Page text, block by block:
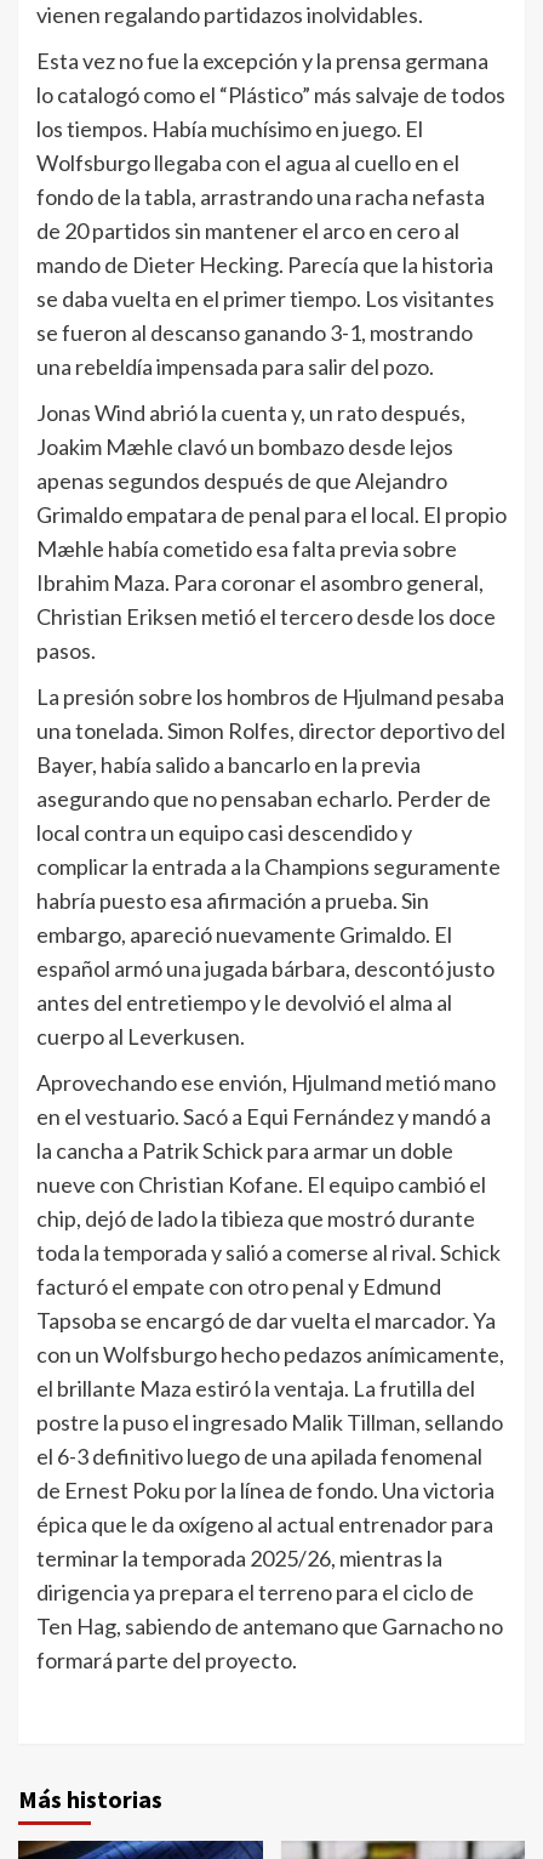
vienen regalando partidazos inolvidables.
Esta vez no fue la excepción y la prensa germana
lo catalogó como el “Plástico” más salvaje de todos
los tiempos. Había muchísimo en juego. El
Wolfsburgo llegaba con el agua al cuello en el
fondo de la tabla, arrastrando una racha nefasta
de 20 partidos sin mantener el arco en cero al
mando de Dieter Hecking. Parecía que la historia
se daba vuelta en el primer tiempo. Los visitantes
se fueron al descanso ganando 3-1, mostrando
una rebeldía impensada para salir del pozo.
Jonas Wind abrió la cuenta y, un rato después,
Joakim Mæhle clavó un bombazo desde lejos
apenas segundos después de que Alejandro
Grimaldo empatara de penal para el local. El propio
Mæhle había cometido esa falta previa sobre
Ibrahim Maza. Para coronar el asombro general,
Christian Eriksen metió el tercero desde los doce
pasos.
La presión sobre los hombros de Hjulmand pesaba
una tonelada. Simon Rolfes, director deportivo del
Bayer, había salido a bancarlo en la previa
asegurando que no pensaban echarlo. Perder de
local contra un equipo casi descendido y
complicar la entrada a la Champions seguramente
habría puesto esa afirmación a prueba. Sin
embargo, apareció nuevamente Grimaldo. El
español armó una jugada bárbara, descontó justo
antes del entretiempo y le devolvió el alma al
cuerpo al Leverkusen.
Aprovechando ese envión, Hjulmand metió mano
en el vestuario. Sacó a Equi Fernández y mandó a
la cancha a Patrik Schick para armar un doble
nueve con Christian Kofane. El equipo cambió el
chip, dejó de lado la tibieza que mostró durante
toda la temporada y salió a comerse al rival. Schick
facturó el empate con otro penal y Edmund
Tapsoba se encargó de dar vuelta el marcador. Ya
con un Wolfsburgo hecho pedazos anímicamente,
el brillante Maza estiró la ventaja. La frutilla del
postre la puso el ingresado Malik Tillman, sellando
el 6-3 definitivo luego de una apilada fenomenal
de Ernest Poku por la línea de fondo. Una victoria
épica que le da oxígeno al actual entrenador para
terminar la temporada 2025/26, mientras la
dirigencia ya prepara el terreno para el ciclo de
Ten Hag, sabiendo de antemano que Garnacho no
formará parte del proyecto.
Más historias